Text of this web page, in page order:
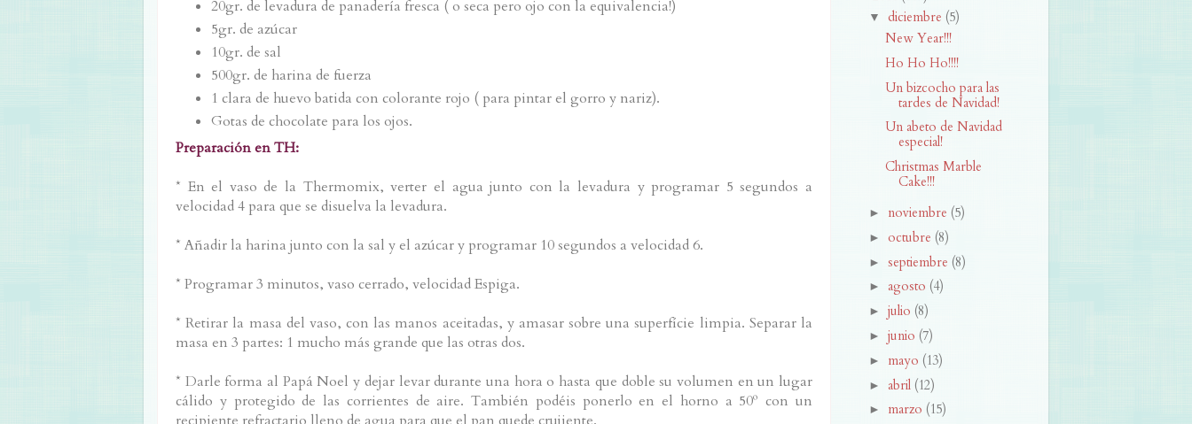
20gr. de levadura de panadería fresca ( o seca pero ojo con la equivalencia!)
5gr. de azúcar
10gr. de sal
500gr. de harina de fuerza
1 clara de huevo batida con colorante rojo ( para pintar el gorro y nariz).
Gotas de chocolate para los ojos.
Preparación en TH:
* En el vaso de la Thermomix, verter el agua junto con la levadura y programar 5 segundos a
velocidad 4 para que se disuelva la levadura.
* Añadir la harina junto con la sal y el azúcar y programar 10 segundos a velocidad 6.
* Programar 3 minutos, vaso cerrado, velocidad Espiga.
* Retirar la masa del vaso, con las manos aceitadas, y amasar sobre una superfície limpia. Separar la
masa en 3 partes: 1 mucho más grande que las otras dos.
* Darle forma al Papá Noel y dejar levar durante una hora o hasta que doble su volumen en un lugar
cálido y protegido de las corrientes de aire. También podéis ponerlo en el horno a 50º con un
▼diciembre (5)
New Year!!!
Ho Ho Ho!!!!
Un bizcocho para las
tardes de Navidad!
Un abeto de Navidad
especial!
Christmas Marble
Cake!!!
► noviembre (5)
►octubre (8)
►septiembre (8)
►agosto (4)
►julio (8)
►junio (7)
► mayo (13)
►abril (12)
► marzo (15)